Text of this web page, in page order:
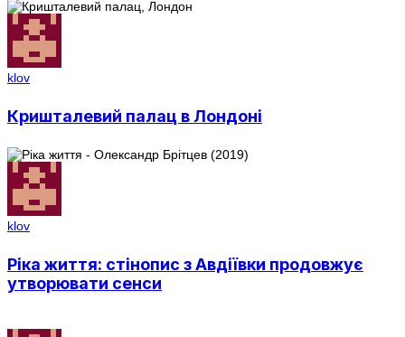
klov
Кришталевий палац в Лондоні
klov
Ріка життя: стінопис з Авдіївки продовжує
утворювати сенси